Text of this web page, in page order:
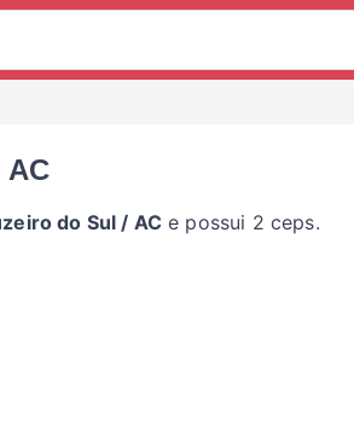
do Sul / AC e possui 2 ceps.